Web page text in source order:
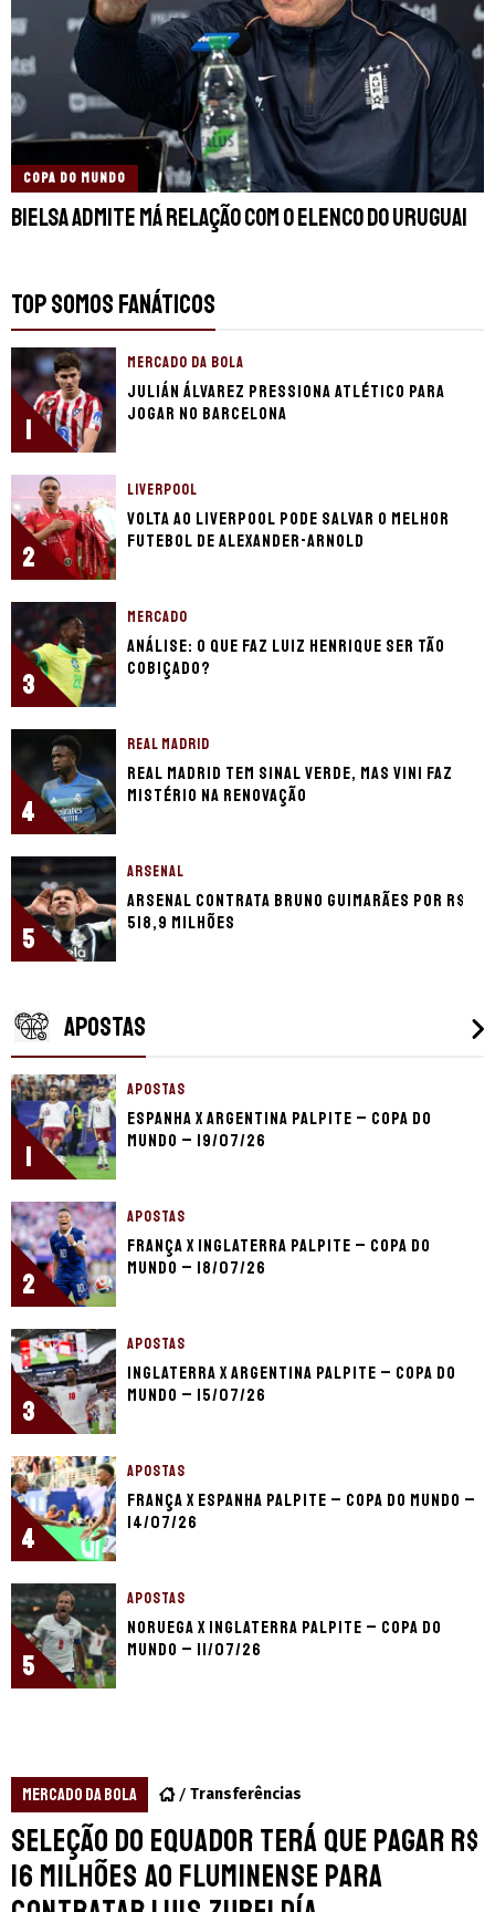
COPA DO MUNDO
Bielsa admite má relação com o elenco do Uruguai
TOP SOMOS FANÁTICOS
1
MERCADO DA BOLA
Julián Álvarez pressiona Atlético para
jogar no Barcelona
2
LIVERPOOL
Volta ao Liverpool pode salvar o melhor
futebol de Alexander-Arnold
3
MERCADO
Análise: o que faz Luiz Henrique ser tão
cobiçado?
4
REAL MADRID
Real Madrid tem sinal verde, mas Vini faz
mistério na renovação
5
ARSENAL
Arsenal contrata Bruno Guimarães por R$
518,9 milhões
APOSTAS
1
APOSTAS
Espanha x Argentina palpite – Copa do
Mundo – 19/07/26
2
APOSTAS
França x Inglaterra palpite – Copa do
Mundo – 18/07/26
3
APOSTAS
Inglaterra x Argentina palpite – Copa do
Mundo – 15/07/26
4
APOSTAS
França x Espanha palpite – Copa do Mundo –
14/07/26
5
APOSTAS
Noruega x Inglaterra palpite – Copa do
Mundo – 11/07/26
MERCADO DA BOLA Transferências
Seleção do Equador terá que pagar R$
16 milhões ao Fluminense para